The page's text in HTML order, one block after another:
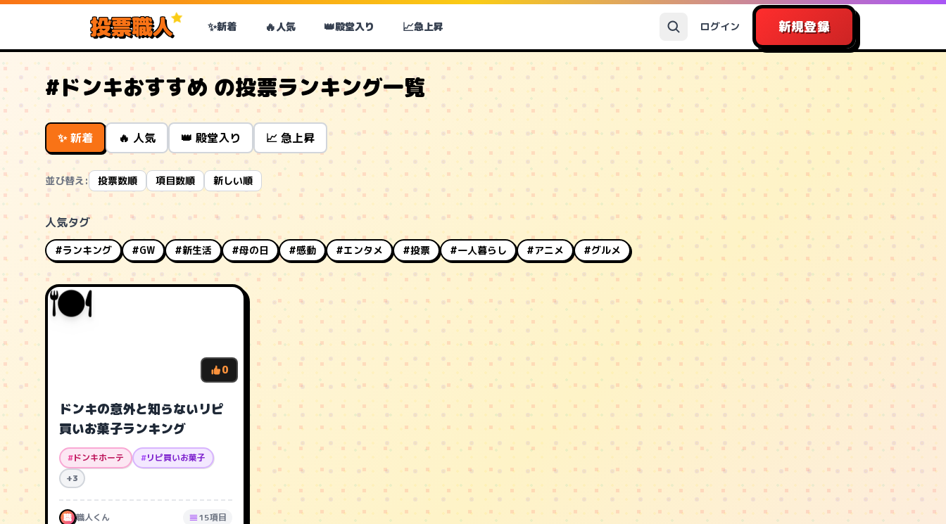
投票職人 ✨新着 🔥人気 👑殿堂入り 📈急上昇 ログイン 新規登録
#ドンキおすすめ の投票ランキング一覧
✨ 新着 🔥 人気 👑 殿堂入り 📈 急上昇
並び替え: 投票数順 項目数順 新しい順
人気タグ
#ランキング #GW #新生活 #母の日 #感動 #エンタメ #投票 #一人暮らし #アニメ #グルメ
🍽️
0
ドンキの意外と知らないリピ
買いお菓子ランキング
#ドンキホーテ #リピ買いお菓子
+3
職 職人くん 15項目